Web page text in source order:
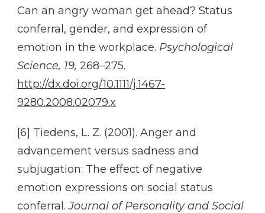
Can an angry woman get ahead? Status
conferral, gender, and expression of
emotion in the workplace. Psychological
Science, 19, 268–275.
http://dx.doi.org/10.1111/j.1467-
9280.2008.02079.x
[6] Tiedens, L. Z. (2001). Anger and
advancement versus sadness and
subjugation: The effect of negative
emotion expressions on social status
conferral.Journal of Personality and Social